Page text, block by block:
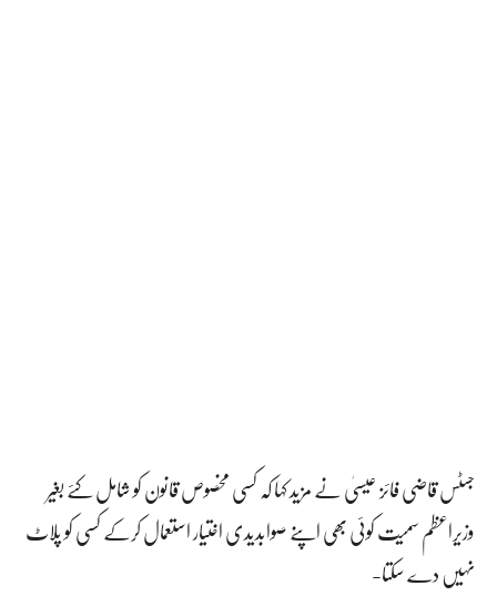
جسٹس قاضی فائز عیسیٰ نے مزید کہا کہ کسی مخصوص قانون کو شامل کئے بغیر
وزیراعظم سمیت کوئی بھی اپنے صوابدیدی اختیار استعمال کرکے کسی کو پلاٹ
نہیں دے سکتا-